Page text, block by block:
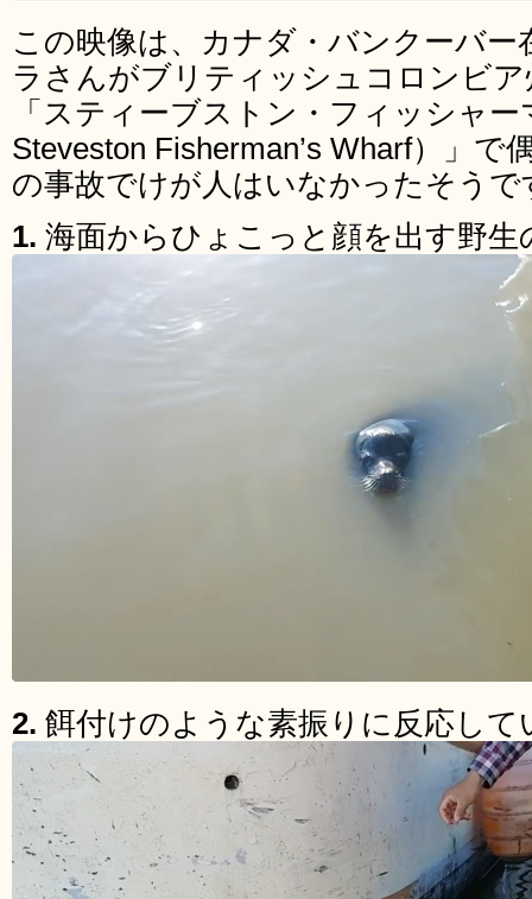
この映像は、カナダ・バンクーバ
ラさんがブリティッシュコロンビ
「スティーブストン・フィッシャ
Steveston Fisherman’s Wharf）」で
の事故でけが人はいなかったそうで
1. 海面からひょこっと顔を出す野生
2. 餌付けのような素振りに反応して